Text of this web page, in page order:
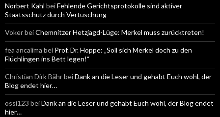
c
h
:
Norbert Kahl beiFehlende Gerichtsprotokolle sind aktiver
Staatsschutz durch Vertuschung
VokerbeiChemnitzer Hetzjagd-Lüge: Merkel muss zurücktreten!
fea ancalima bei Prof. Dr. Hoppe: „Soll sich Merkel doch zu den
Flüchlingen ins Bett legen!“
Christian Dirk BährbeiDank an die Leser und gehabt Euch wohl, der
Blog endet hier…
ossi123 beiDank an die Leser und gehabt Euch wohl, der Blog endet
hier…